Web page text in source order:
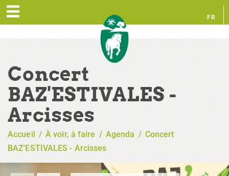
FR
Concert
BAZ'ESTIVALES -
Arcisses
Accueil / À voir, à faire / Agenda / Concert
BAZ'ESTIVALES - Arcisses